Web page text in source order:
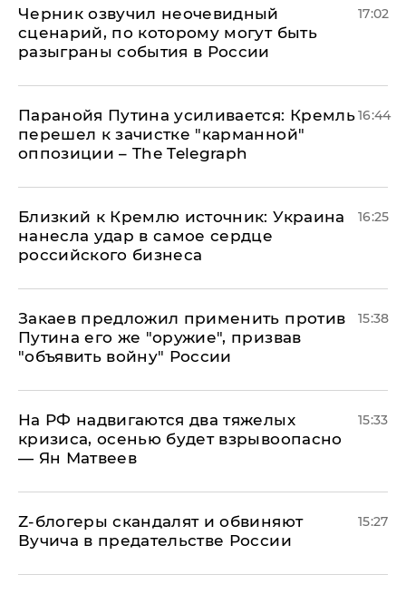
Черник озвучил неочевидный
сценарий, по которому могут быть
разыграны события в России
17:02
Паранойя Путина усиливается: Кремль
перешел к зачистке "карманной"
оппозиции – The Telegraph
16:44
Близкий к Кремлю источник: Украина
нанесла удар в самое сердце
российского бизнеса
16:25
Закаев предложил применить против
Путина его же "оружие", призвав
"объявить войну" России
15:38
На РФ надвигаются два тяжелых
кризиса, осенью будет взрывоопасно
— Ян Матвеев
15:33
Z-блогеры скандалят и обвиняют
Вучича в предательстве России
15:27